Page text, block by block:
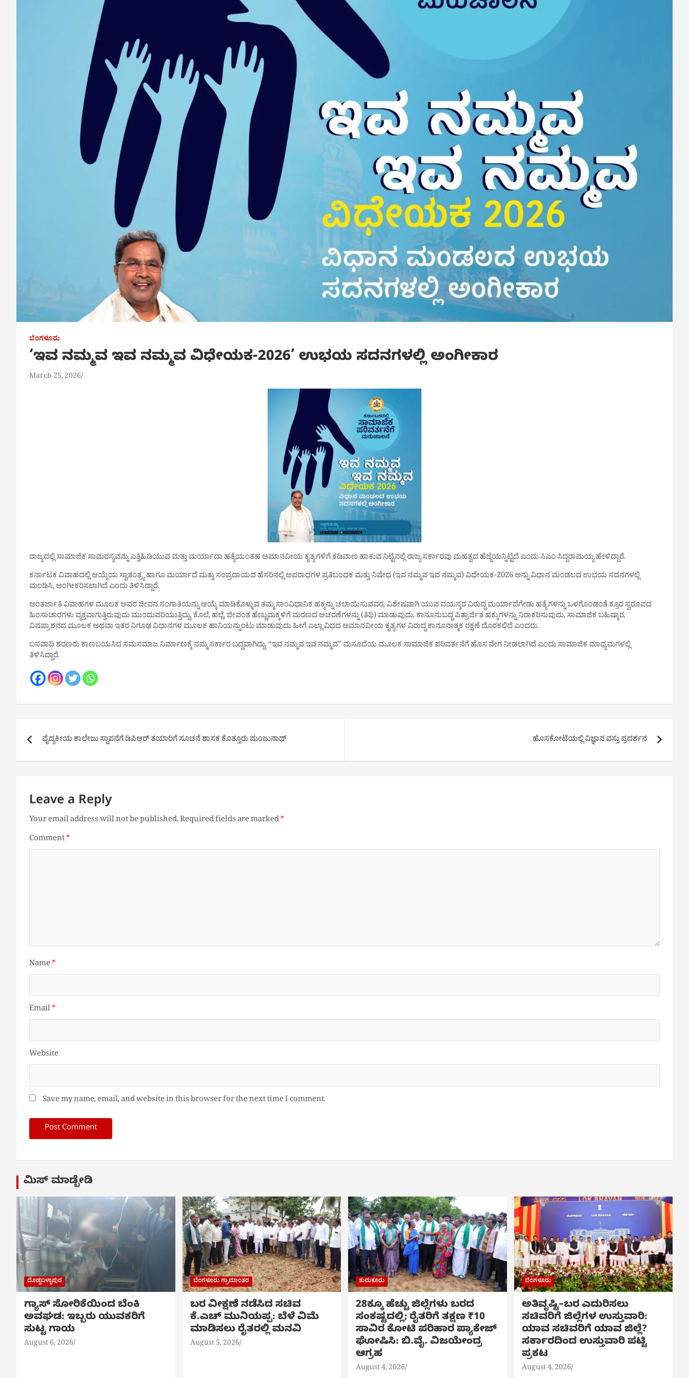
ಬೆಂಗಳೂರು
‘ಇವ ನಮ್ಮವ ಇವ ನಮ್ಮವ ವಿಧೇಯಕ-2026’ ಉಭಯ ಸದನಗಳಲ್ಲಿ ಅಂಗೀಕಾರ
March 25, 2026
ರಾಜ್ಯದಲ್ಲಿ ಸಾಮಾಜಿಕ ಸಾಮರಸ್ಯವನ್ನು ಎತ್ತಿಹಿಡಿಯುವ ಮತ್ತು ಮರ್ಯಾದಾ ಹತ್ಯೆಯಂತಹ ಅಮಾನವೀಯ ಕೃತ್ಯಗಳಿಗೆ ಕಡಿವಾಣ ಹಾಕುವ ನಿಟ್ಟಿನಲ್ಲಿ ರಾಜ್ಯ ಸರ್ಕಾರವು ಮಹತ್ವದ ಹೆಜ್ಜೆಯನ್ನಿಟ್ಟಿದೆ ಎಂದು ಸಿಎಂ ಸಿದ್ದರಾಮಯ್ಯ ಹೇಳಿದ್ದಾರೆ.
ಕರ್ನಾಟಕ ವಿವಾಹದಲ್ಲಿ ಆಯ್ಕೆಯ ಸ್ವಾತಂತ್ರ್ಯ ಹಾಗೂ ಮರ್ಯಾದೆ ಮತ್ತು ಸಂಪ್ರದಾಯದ ಹೆಸರಿನಲ್ಲಿ ಅಪರಾಧಗಳ ಪ್ರತಿಬಂಧಕ ಮತ್ತು ನಿಷೇಧ (ಇವ ನಮ್ಮವ ಇವ ನಮ್ಮವ) ವಿಧೇಯಕ-2026 ಅನ್ನು ವಿಧಾನ ಮಂಡಲದ ಉಭಯ ಸದನಗಳಲ್ಲಿ
ಮಂಡಿಸಿ, ಅಂಗೀಕರಿಸಲಾಗಿದೆ ಎಂದು ತಿಳಿಸಿದ್ದಾರೆ.
ಅಂತರ್ಜಾತಿ ವಿವಾಹಗಳ ಮೂಲಕ ಅವರ ಜೀವನ ಸಂಗಾತಿಯನ್ನು ಆಯ್ಕೆ ಮಾಡಿಕೊಳ್ಳುವ ತಮ್ಮ ಸಾಂವಿಧಾನಿಕ ಹಕ್ಕನ್ನು ಚಲಾಯಿಸುವವರ, ವಿಶೇಷವಾಗಿ ಯುವ ವಯಸ್ಕರ ವಿರುದ್ಧ ಮರ್ಯಾದೆಗೇಡು ಹತ್ಯೆಗಳನ್ನು ಒಳಗೊಂಡಂತೆ ಕ್ರೂರ ಸ್ವರೂಪದ
ಹಿಂಸಾಚಾರಗಳು ವ್ಯಕ್ತವಾಗುತ್ತಿರುವುದು ಮುಂದುವರಿಯುತ್ತಿದ್ದು, ಕೊಲೆ, ಹಲ್ಲೆ, ಜೀವಂತ ಹೆಣ್ಣುಮಕ್ಕಳಿಗೆ ಮರಣದ ಆಚರಣೆಗಳನ್ನು (ತಿಥಿ) ಮಾಡುವುದು, ಕಾನೂನುಬದ್ಧ ಪಿತ್ರಾರ್ಜಿತ ಹಕ್ಕುಗಳನ್ನು ನಿರಾಕರಿಸುವುದು, ಸಾಮಾಜಿಕ ಬಹಿಷ್ಕಾರ,
ವಿಷಪ್ರಾಶನದ ಮೂಲಕ ಅಥವಾ ಇತರ ನಿಗೂಢ ವಿಧಾನಗಳ ಮೂಲಕ ಹಾನಿಯನ್ನುಂಟು ಮಾಡುವುದು ಹೀಗೆ ಎಲ್ಲಾ ವಿಧದ ಅಮಾನವೀಯ ಕೃತ್ಯಗಳ ವಿರುದ್ಧ ಕಾನೂನಾತ್ಮಕ ರಕ್ಷಣೆ ದೊರಕಲಿದೆ ಎಂದರು.
​ಬಸವಾದಿ ಶರಣರು ಕಾಣಬಯಸಿದ ಸಮಸಮಾಜ ನಿರ್ಮಾಣಕ್ಕೆ ನಮ್ಮ ಸರ್ಕಾರ ಬದ್ಧವಾಗಿದ್ದು, “ಇವ ನಮ್ಮವ ಇವ ನಮ್ಮವ” ಮಸೂದೆಯ ಮೂಲಕ ಸಾಮಾಜಿಕ ಪರಿವರ್ತನೆಗೆ ಹೊಸ ವೇಗ ನೀಡಲಾಗಿದೆ ಎಂದು ಸಾಮಾಜಿಕ ಮಾಧ್ಯಮಗಳಲ್ಲಿ
ತಿಳಿಸಿದ್ದಾರೆ.
Post
navigation
ವೈದ್ಯಕೀಯ ಕಾಲೇಜು ಸ್ಥಾಪನೆಗೆ ಡಿಪಿಆರ್ ತಯಾರಿಗೆ ಸೂಚನೆ ಶಾಸಕ ಕೊತ್ತೂರು ಮಂಜುನಾಥ್ ಹೊಸಕೋಟೆಯಲ್ಲಿ ವಿಜ್ಞಾನ ವಸ್ತು ಪ್ರದರ್ಶನ
Leave a Reply
Your email address will not be published.Required fields are marked*
Comment*
Name*
Email*
Website
Save my name, email, and website in this browser for the next time I comment.
ಮಿಸ್ ಮಾಡ್ಬೇಡಿ
ದೊಡ್ಡಬಳ್ಳಾಪುರ
ಗ್ಯಾಸ್ ಸೋರಿಕೆಯಿಂದ ಬೆಂಕಿ
ಅವಘಡ: ಇಬ್ಬರು ಯುವಕರಿಗೆ
ಸುಟ್ಟ ಗಾಯ
August 6, 2026
ಬೆಂಗಳೂರು ಗ್ರಾಮಾಂತರ
ಬರ ವೀಕ್ಷಣೆ ನಡೆಸಿದ ಸಚಿವ
ಕೆ.ಎಚ್ ಮುನಿಯಪ್ಪ: ಬೆಳೆ ವಿಮೆ
ಮಾಡಿಸಲು ರೈತರಲ್ಲಿ ಮನವಿ
August 5, 2026
ತುಮಕೂರು
28ಕ್ಕೂ ಹೆಚ್ಚು ಜಿಲ್ಲೆಗಳು ಬರದ
ಸಂಕಷ್ಟದಲ್ಲಿ; ರೈತರಿಗೆ ತಕ್ಷಣ ₹10
ಸಾವಿರ ಕೋಟಿ ಪರಿಹಾರ ಪ್ಯಾಕೇಜ್
ಘೋಷಿಸಿ: ಬಿ.ವೈ. ವಿಜಯೇಂದ್ರ
ಆಗ್ರಹ
August 4, 2026
ಬೆಂಗಳೂರು
ಅತಿವೃಷ್ಟಿ–ಬರ ಎದುರಿಸಲು
ಸಚಿವರಿಗೆ ಜಿಲ್ಲೆಗಳ ಉಸ್ತುವಾರಿ:
ಯಾವ ಸಚಿವರಿಗೆ ಯಾವ ಜಿಲ್ಲೆ?
ಸರ್ಕಾರದಿಂದ ಉಸ್ತುವಾರಿ ಪಟ್ಟಿ
ಪ್ರಕಟ
August 4, 2026